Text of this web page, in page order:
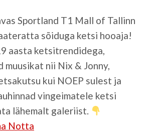
Sportland T1 Mall of Tallinn
sõiduga ketsi hooaja!
aasta ketsitrendidega,
muusikat nii Nix & Jonny,
kui NOEP sulest ja
vingeimatele ketsi
lähemalt galeriist.
Notta